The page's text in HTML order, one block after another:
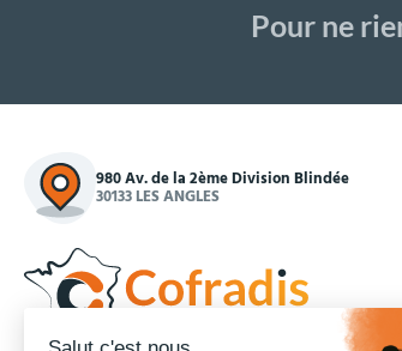
Pour ne
980 Av. de la 2ème Division Blindée
30133 LES ANGLES